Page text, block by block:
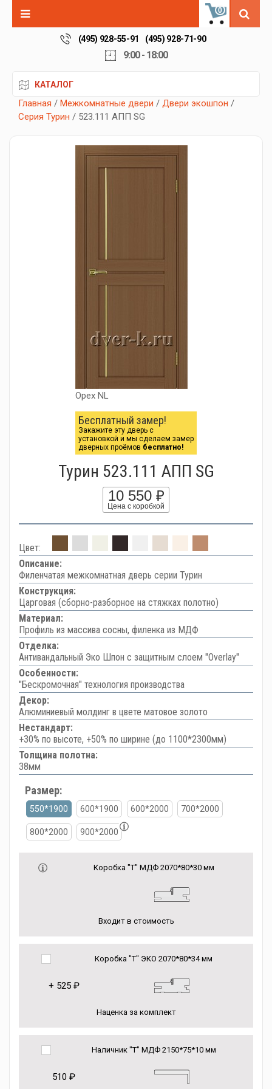
0
(495) 928-55-91 (495) 928-71-90
9:00 - 18:00
КАТАЛОГ
Главная / Межкомнатные двери / Двери экошпон /
Серия Турин / 523.111 АПП SG
Орех NL
Бесплатный замер!
Закажите эту дверь с
установкой и мы сделаем замер
дверных проёмов бесплатно!
Турин 523.111 АПП SG
10 550 ₽
Цена с коробкой
Цвет:
Описание:
Филенчатая межкомнатная дверь серии Турин
Конструкция:
Царговая (сборно-разборное на стяжках полотно)
Материал:
Профиль из массива сосны, филенка из МДФ
Отделка:
Антивандальный Эко Шпон с защитным слоем "Overlay"
Особенности:
"Бескромочная" технология производства
Декор:
Алюминиевый молдинг в цвете матовое золото
Нестандарт:
+30% по высоте, +50% по ширине (до 1100*2300мм)
Толщина полотна:
38мм
Размер:
550*1900 600*1900 600*2000 700*2000
800*2000 900*2000
Коробка "Т" МДФ 2070*80*30 мм
Входит в стоимость
Коробка "Т" ЭКО 2070*80*34 мм
+ 525 ₽
Наценка за комплект
Наличник "Т" МДФ 2150*75*10 мм
510 ₽